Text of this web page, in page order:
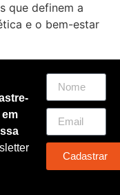
que definem a
e o bem-estar
em
Cadastrar